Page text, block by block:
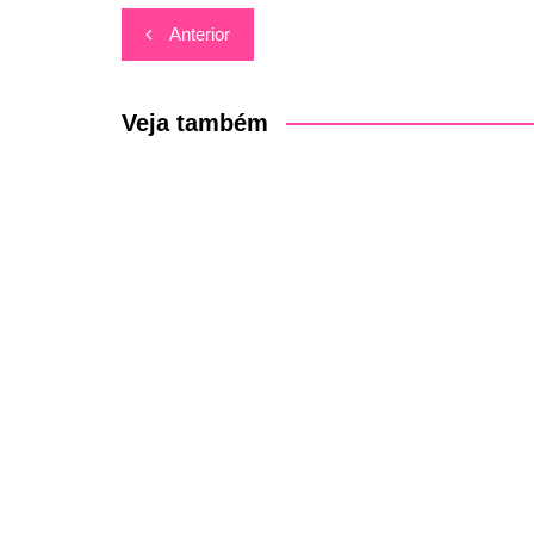
Navegação
de
Post
Anterior
Veja também